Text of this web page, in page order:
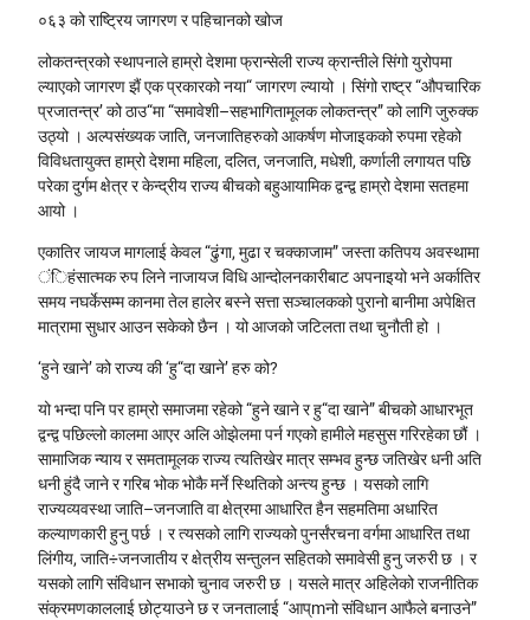
०६३ को राष्ट्रिय जागरण र पहिचानको खोज
लोकतन्त्रको स्थापनाले हाम्रो देशमा फ्रान्सेली राज्य क्रान्तीले सिंगो युरोपमा
ल्याएको जागरण झैं एक प्रकारको नया“ जागरण ल्यायो । सिंगो राष्ट्र “औपचारिक
प्रजातन्त्र’ को ठाउ“मा “समावेशी–सहभागितामूलक लोकतन्त्र” को लागि जुरुक्क
उठ्यो । अल्पसंख्यक जाति, जनजातिहरुको आकर्षण मोजाइकको रुपमा रहेको
विविधतायुक्त हाम्रो देशमा महिला, दलित, जनजाति, मधेशी, कर्णाली लगायत पछि
परेका दुर्गम क्षेत्र र केन्द्रीय राज्य बीचको बहुआयामिक द्वन्द्व हाम्रो देशमा सतहमा
आयो ।
एकातिर जायज मागलाई केवल “ढुंगा, मुढा र चक्काजाम” जस्ता कतिपय अवस्थामा
ंिहंसात्मक रुप लिने नाजायज विधि आन्दोलनकारीबाट अपनाइयो भने अर्कातिर
समय नघर्केसम्म कानमा तेल हालेर बस्ने सत्ता सञ्चालकको पुरानो बानीमा अपेक्षित
मात्रामा सुधार आउन सकेको छैन । यो आजको जटिलता तथा चुनौती हो ।
‘हुने खाने’ को राज्य की ‘हु“दा खाने’ हरु को?
यो भन्दा पनि पर हाम्रो समाजमा रहेको “हुने खाने र हु“दा खाने” बीचको आधारभूत
द्वन्द्व पछिल्लो कालमा आएर अलि ओझेलमा पर्न गएको हामीले महसुस गरिरहेका छौं ।
सामाजिक न्याय र समतामूलक राज्य त्यतिखेर मात्र सम्भव हुन्छ जतिखेर धनी अति
धनी हुंदै जाने र गरिब भोक भोकै मर्ने स्थितिको अन्त्य हुन्छ । यसको लागि
राज्यव्यवस्था जाति–जनजाति वा क्षेत्रमा आधारित हैन सहमतिमा अधारित
कल्याणकारी हुनु पर्छ । र त्यसको लागि राज्यको पुनर्संरचना वर्गमा आधारित तथा
लिंगीय, जाति÷जनजातीय र क्षेत्रीय सन्तुलन सहितको समावेसी हुनु जरुरी छ । र
यसको लागि संविधान सभाको चुनाव जरुरी छ । यसले मात्र अहिलेको राजनीतिक
संक्रमणकाललाई छोट्याउने छ र जनतालाई “आप्mनो संविधान आफैले बनाउने”